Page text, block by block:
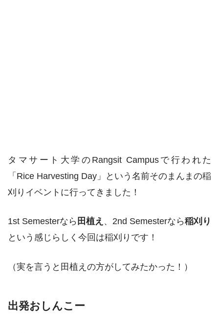
タマサート大学のRangsit Campusで行われた
「Rice Harvesting Day」という名前そのまんまの稲
刈りイベントに行ってきました！
1st Semesterなら 田植え 、2nd Semesterなら稲刈り
という感じらしく今回は稲刈りです！
（実を言うと田植えの方がしてみたかった ！）
出発おしんこー